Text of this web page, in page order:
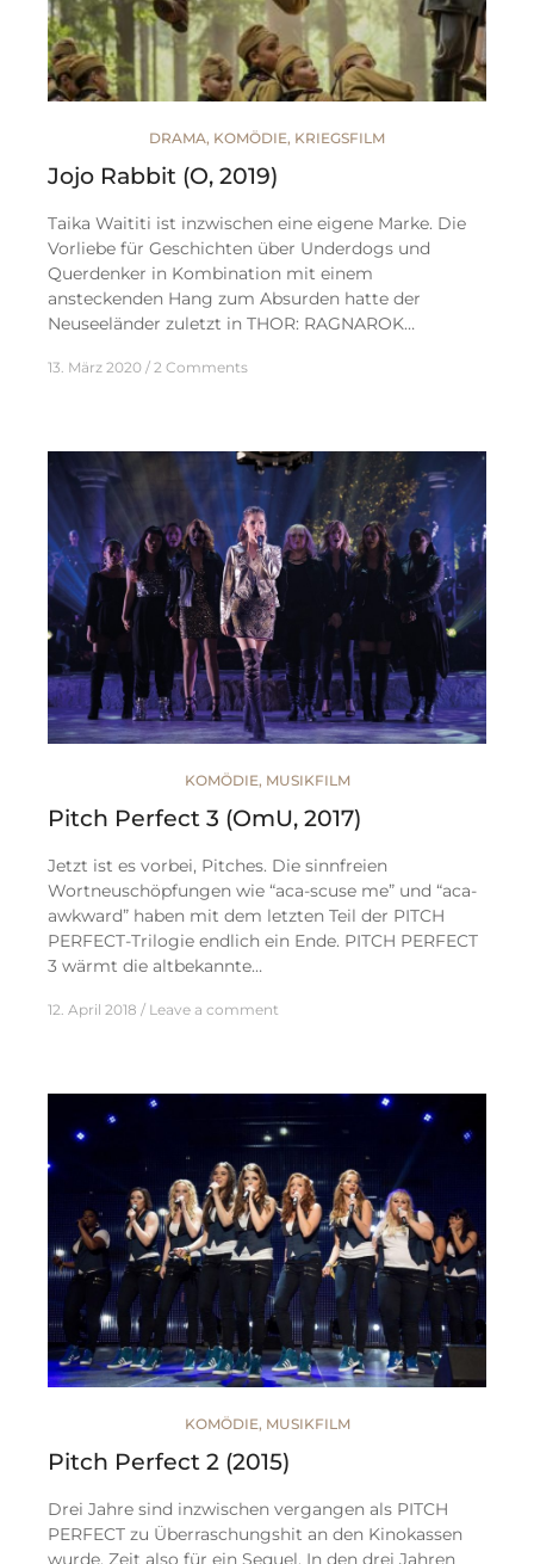
DRAMA, KOMÖDIE, KRIEGSFILM
Jojo Rabbit (O, 2019)
Taika Waititi ist inzwischen eine eigene Marke. Die
Vorliebe für Geschichten über Underdogs und
Querdenker in Kombination mit einem
ansteckenden Hang zum Absurden hatte der
Neuseeländer zuletzt in THOR: RAGNAROK…
13. März 2020 2 Comments
KOMÖDIE, MUSIKFILM
Pitch Perfect 3 (OmU, 2017)
Jetzt ist es vorbei, Pitches. Die sinnfreien
Wortneuschöpfungen wie “aca-scuse me” und “aca-
awkward” haben mit dem letzten Teil der PITCH
PERFECT-Trilogie endlich ein Ende. PITCH PERFECT
3 wärmt die altbekannte…
12. April 2018 Leave a comment
KOMÖDIE, MUSIKFILM
Pitch Perfect 2 (2015)
Drei Jahre sind inzwischen vergangen als PITCH
PERFECT zu Überraschungshit an den Kinokassen
wurde. Zeit also für ein Sequel. In den drei Jahren